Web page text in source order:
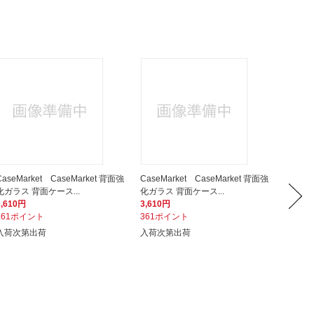
CaseMarket 背面強
ガラス 背面ケース...
円
ポイント
荷次第出荷
CaseMarket CaseMarket 背面強
化ガラス 背面ケース...
3,610円
361ポイント
入荷次第出荷
化ガ
3,610円